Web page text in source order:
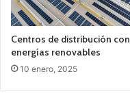
Centros de distribución con
energías renovables
10 enero, 2025